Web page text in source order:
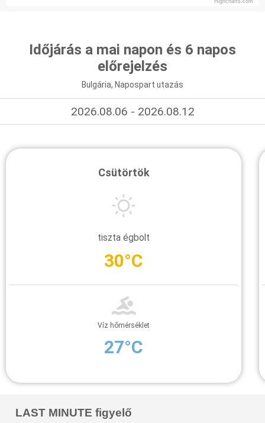
Highcharts.com
Időjárás a mai napon és 6 napos
előrejelzés
Bulgária, Napospart utazás
2026.08.06 - 2026.08.12
Csütörtök
tiszta égbolt
30°C
Víz hőmérséklet
27°C
LAST MINUTE figyelő